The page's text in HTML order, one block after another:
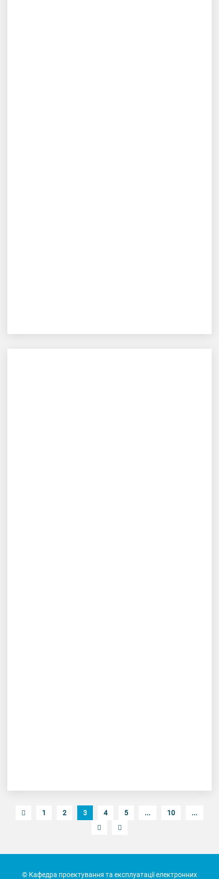
1 2 3 4 5 ... 10 ...
© Кафедра проектування та експлуатації електронних